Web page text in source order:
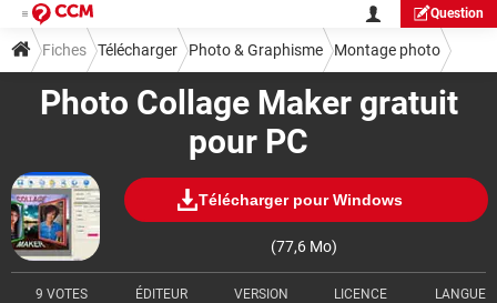
Question
Photo Collage Maker gratuit
pour PC
Télécharger pour Windows
(77,6 Mo)
9 VOTES ÉDITEUR VERSION LICENCE LANGUE
Fiches Télécharger Photo & Graphisme Montage photo